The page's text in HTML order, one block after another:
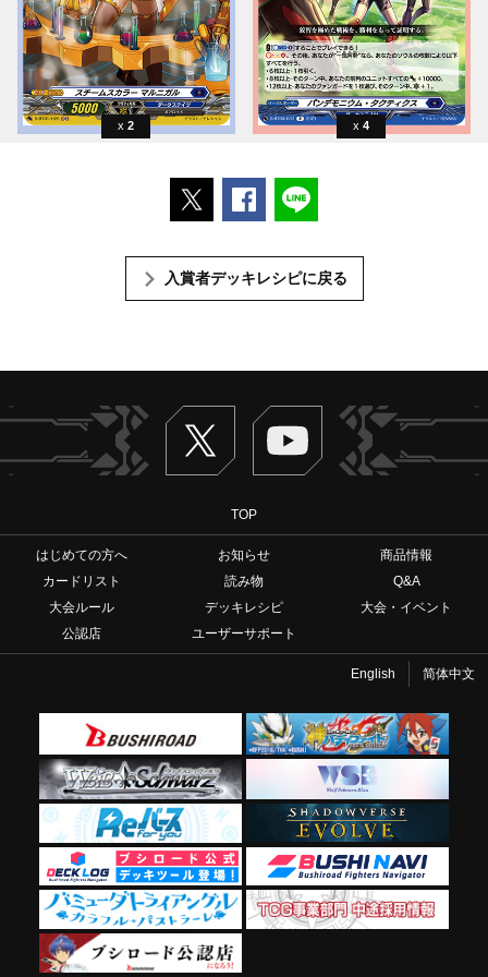
2 4
ポストするFacebookでシェアする
入賞者デッキレシピに戻る
Twitter ヴァンガードch
TOP
はじめての方へ お知らせ
商品情報
カードリスト
読み物
Q&A
大会ルール
デッキレシピ
大会・イベント
公認店
ユーザーサポート
English 简体中文